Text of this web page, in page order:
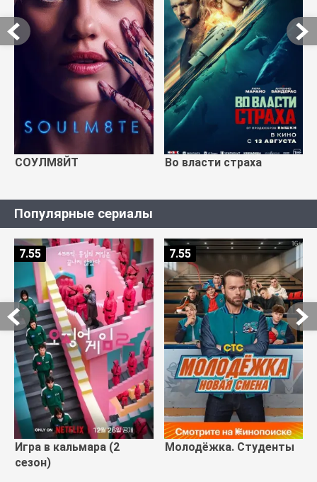
СОУЛМ8ЙТ Во власти страха
Популярные сериалы
Игра в кальмара (2
сезон)
7.55
Молодёжка. Студенты
7.55